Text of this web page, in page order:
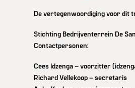
De vertegenwoordiging voor dit
Stichting Bedrijventerrein De
Contactpersonen:
Cees Idzenga – voorzitter (
Richard Vellekoop – secretaris